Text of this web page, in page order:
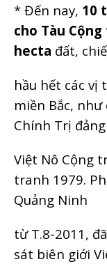
* Đến nay, 10
cho Tàu
hecta đất,
hầu hết các vị
miền Bắc,
Chính Trị đảng
Việt Nô Cộng
tranh 1979.
Quảng Ninh
từ T.8-2011,
sát biên giới